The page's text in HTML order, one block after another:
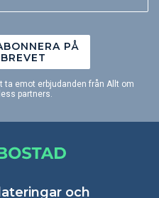
PÅ
ta emot erbjudanden från Allt om
partners.
och